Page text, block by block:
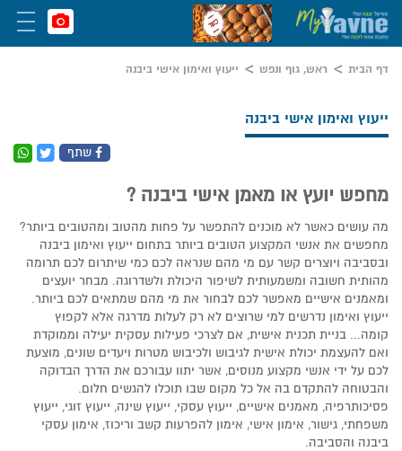
דף הבית ראש, גוף ונפש ייעוץ ואימון אישי ביבנה
שתף
ייעוץ ואימון אישי ביבנה
מחפש יועץ או מאמן אישי ביבנה ?
מה עושים כאשר לא מוכנים להתפשר על פחות מהטוב ומהטובים ביותר?
מחפשים את אנשי המקצוע הטובים ביותר בתחום ייעוץ ואימון ביבנה
ובסביבה ויוצרים קשר עם מי מהם שנראה לכם כמי שיתרום לכם תרומה
מהותית חשובה ומשמעותית לשיפור היכולת ולשדרוגה. מבחר יועצים
ומאמנים אישיים מאפשר לכם לבחור את מי מהם שמתאים לכם ביותר.
ייעוץ ואימון נדרשים למי שרוצים לא רק לעלות מדרגה אלא לקפוץ
קומה... בניית תכנית אישית, אם לצרכי פעילות עסקית יעילה וממוקדת
ואם להעצמת יכולת אישית לגיבוש ולכיבוש מטרות ויעדים שונים, מוצעת
לכם על ידי אנשי מקצוע מנוסים, אשר יתוו עבורכם את הדרך הבדוקה
והבטוחה להתקדם בה אל כל מקום שבו תוכלו להגשים חלום.
פסיכותרפיה, מאמנים אישיים, ייעוץ עסקי, ייעוץ שינה, ייעוץ זוגי, ייעוץ
משפחתי, גישור, אימון אישי, אימון להפרעות קשב וריכוז, אימון עסקי
ביבנה והסביבה.